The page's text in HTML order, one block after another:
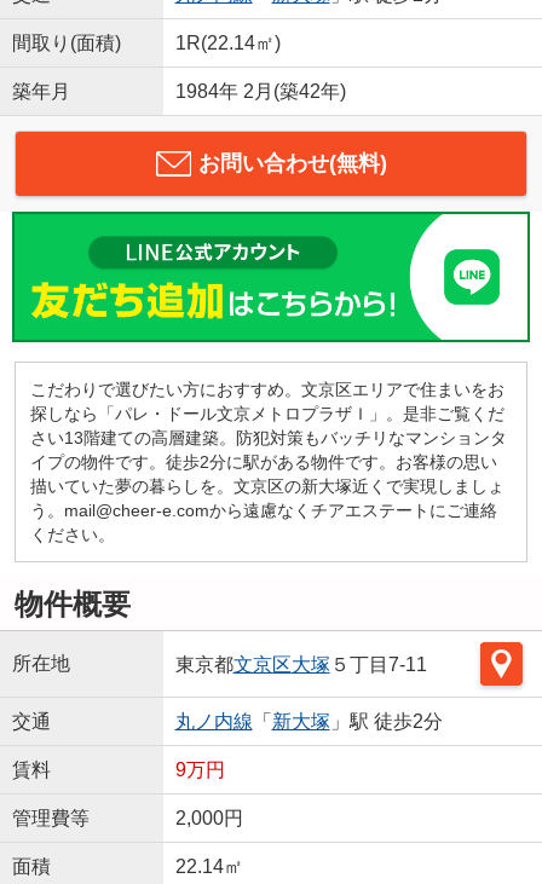
間取り(面積) 1R(22.14㎡)
築年月 1984年 2月(築42年)
お問い合わせ(無料)
こだわりで選びたい方におすすめ。文京区エリアで住まいをお
探しなら「パレ・ドール文京メトロプラザＩ」。是非ご覧くだ
さい13階建ての高層建築。防犯対策もバッチリなマンションタ
イプの物件です。徒歩2分に駅がある物件です。お客様の思い
描いていた夢の暮らしを。文京区の新大塚近くで実現しましょ
う。mail@cheer-e.comから遠慮なくチアエステートにご連絡
ください。
物件概要
所在地 東京都文京区大塚 ５丁目7-11
交通 丸ノ内線 「 新大塚 」駅 徒歩2分
賃料 9万円
管理費等 2,000円
面積 22.14㎡